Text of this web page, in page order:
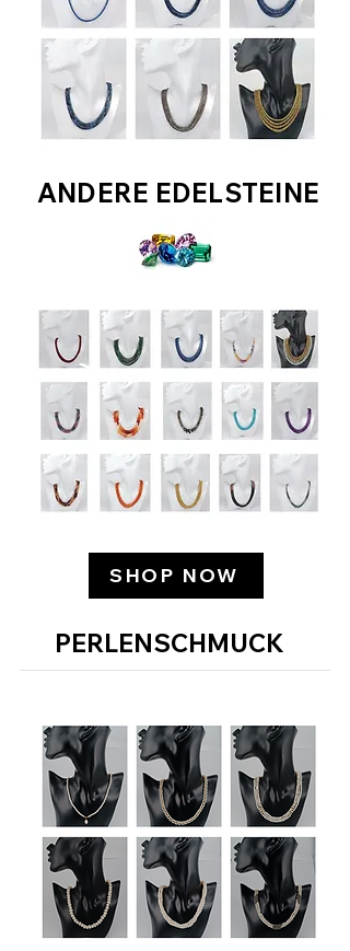
ANDERE EDELSTEINE
SHOP NOW
PERLENSCHMUCK